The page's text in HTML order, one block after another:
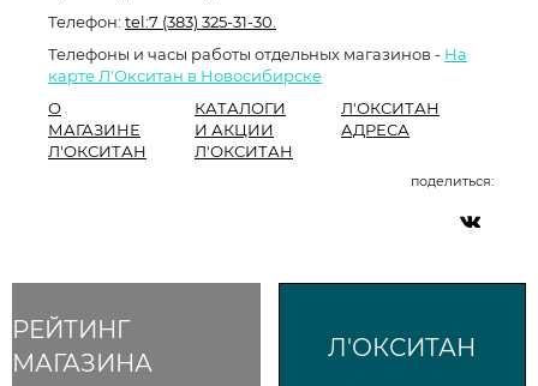
РЕЙТИНГ
МАГАЗИНА
Телефон: tel:7 (383) 325-31-30.
Телефоны и часы работы отдельных магазинов - На
карте Л'Окситан в Новосибирске
О
МАГАЗИНЕ
Л'ОКСИТАН
КАТАЛОГИ
И АКЦИИ
Л'ОКСИТАН
Л'ОКСИТАН
АДРЕСА
поделиться:
Л'ОКСИТАН